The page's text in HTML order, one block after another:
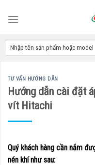
TƯ VẤN HƯỚNG DẪN
Hướng dẫn cài đặt
vít Hitachi
Quý khách hàng cần nắm
nén khí như sau: